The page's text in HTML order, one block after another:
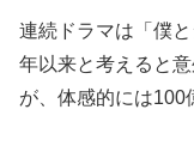
連続ドラマは「僕
年以来と考えると
が、体感的には100